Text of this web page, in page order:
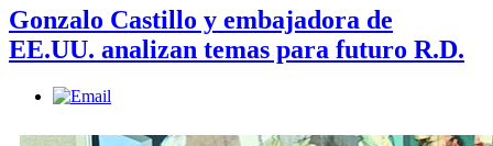
Gonzalo Castillo y embajadora de
EE.UU. analizan temas para futuro R.D.